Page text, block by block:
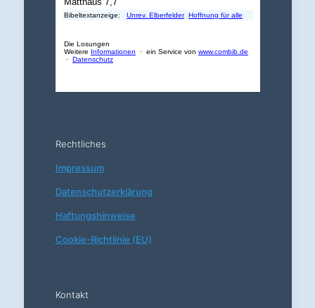
Rechtliches
Impressum
Datenschutzerklärung
Haftungshinweise
Cookie-Richtlinie (EU)
Kontakt